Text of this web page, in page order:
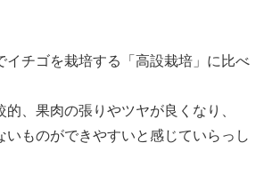
イチゴを栽培する「高設栽培」に比べ
、果肉の張りやツヤが良くなり、
いものができやすいと感じていらっし